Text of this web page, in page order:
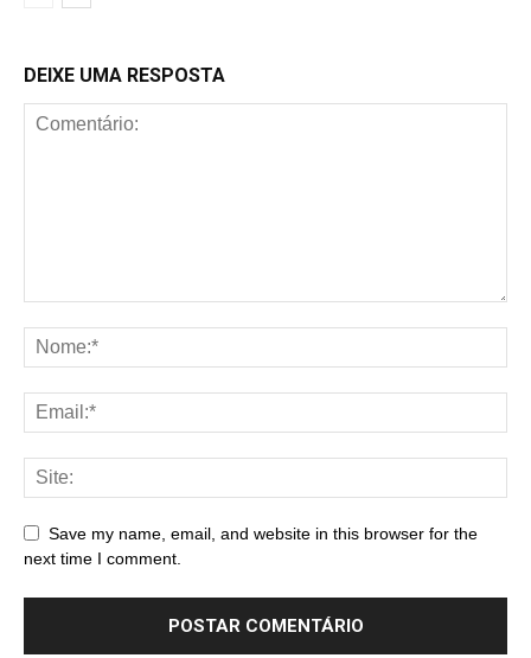
DEIXE UMA RESPOSTA
Save my name, email, and website in this browser for the
next time I comment.